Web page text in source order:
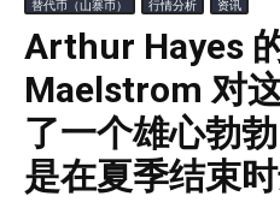
替代币（山寨币） 行情分析 资讯
Arthur Hayes
Maelstrom 对
了一个雄心勃
是在夏季结束